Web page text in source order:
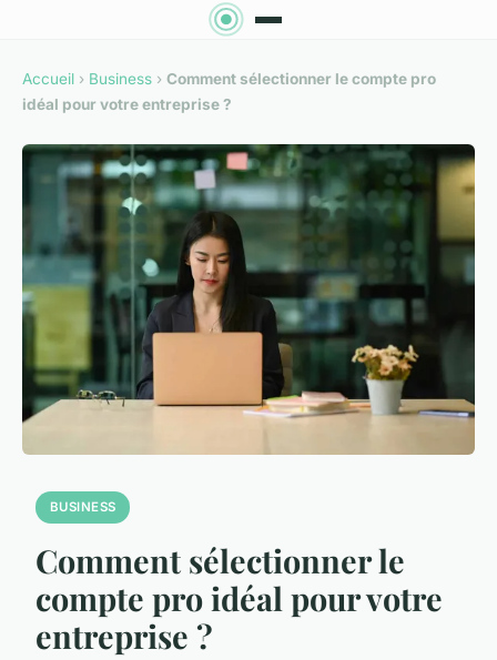
Accueil › Business › Comment sélectionner le compte pro
idéal pour votre entreprise ?
BUSINESS
Comment sélectionner le
compte pro idéal pour votre
entreprise ?